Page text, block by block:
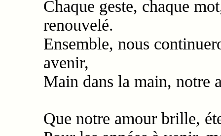
Chaque geste, chaque
renouvelé.
Ensemble, nous
avenir,
Main dans la main, notre
Que notre amour brille,